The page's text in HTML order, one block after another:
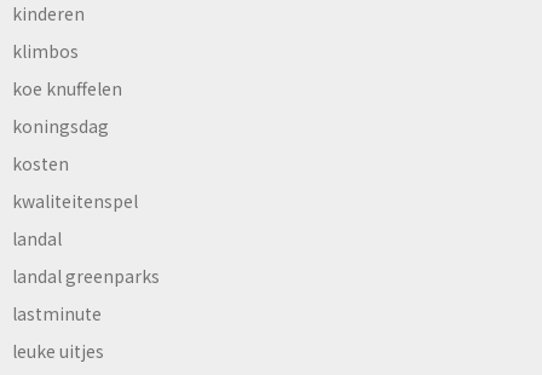
kinderen
klimbos
koe knuffelen
koningsdag
kosten
kwaliteitenspel
landal
landal greenparks
lastminute
leuke uitjes